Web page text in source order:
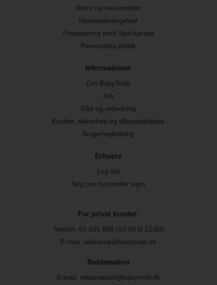
Retur og reklamation
Handelsbetingelser
Finansiering med SparXpress
Persondata politik
Informationer
Om BabyTrold
Job
Råd og vejledning
Kvalitet, sikkerhed og tilbagekaldelse
Brugervejledning
Erhverv
Log ind
Søg om forhandler login
For privat kunder:
Telefon: 61 101 888 (10:00 til 12:00)
E-mail: webshop@babytrold.dk
Reklamation
E-mail: reklamation@babytrold.dk